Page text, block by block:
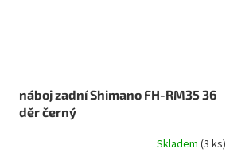
náboj zadní Shimano FH-RM35 36
děr černý
Skladem (3 ks)